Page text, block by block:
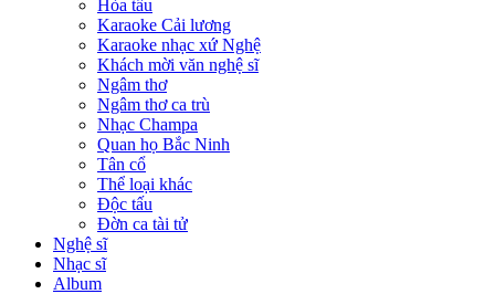
Hòa tấu
Karaoke Cải lương
Karaoke nhạc xứ Nghệ
Khách mời văn nghệ sĩ
Ngâm thơ
Ngâm thơ ca trù
Nhạc Champa
Quan họ Bắc Ninh
Tân cổ
Thể loại khác
Độc tấu
Đờn ca tài tử
Nghệ sĩ
Nhạc sĩ
Album